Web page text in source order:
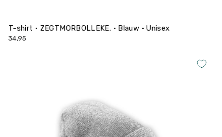
T-shirt • ZEGTMORBOLLEKE. • Blauw • Unisex
34,95